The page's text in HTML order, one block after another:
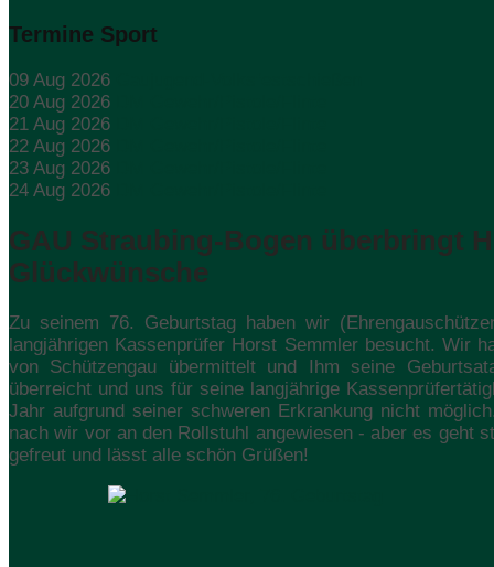
Termine Sport
09 Aug 2026
20 Aug 2026
21 Aug 2026
22 Aug 2026
23 Aug 2026
24 Aug 2026
GAU Straubing-Bogen überbringt
Glückwünsche
Zu seinem 76. Geburtstag haben wir
langjährigen Kassenprüfer Horst Semmler besucht. Wir
von Schützengau übermittelt und Ihm seine
überreicht und uns für seine langjährige
Jahr aufgrund seiner schweren Erkrankung nicht
nach wir vor an den Rollstuhl angewiesen - aber es
gefreut und lässt alle schön Grüßen!